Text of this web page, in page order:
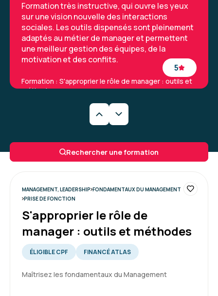
5
Formation très instructive, qui ouvre les yeux
sur une vision nouvelle des interactions
sociales. Les outils dispensés sont pleinement
adaptés au métier de manager et permettent
une meilleur gestion des équipes, de la
motivation et des conflits.
Formation : S'approprier le rôle de manager : outils et
méthodes
Un formateur qui me correspond parfaitement.
Il y a un avant et un après, je suis très
Formation : S'approprier le rôle de manager : outils et
méthodes
Marie P.
Rechercher une formation
MANAGEMENT, LEADERSHIP FONDAMENTAUX DU MANAGEMENT
PRISE DE FONCTION
S'approprier le rôle de
manager : outils et méthodes
ÉLIGIBLE CPF FINANCÉ ATLAS
Maîtrisez les fondamentaux du Management